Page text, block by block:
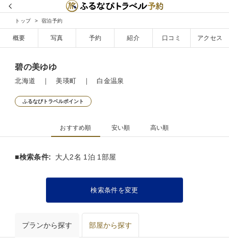
トップ 宿泊予約
概要 写真 予約 紹介 口コミ アクセス
碧の美ゆゆ
北海道 ｜ 美瑛町 ｜ 白金温泉
ふるなびトラベルポイント
おすすめ順 安い順 高い順
■検索条件: 大人2名 1泊 1部屋
検索条件を変更
プランから探す 部屋から探す